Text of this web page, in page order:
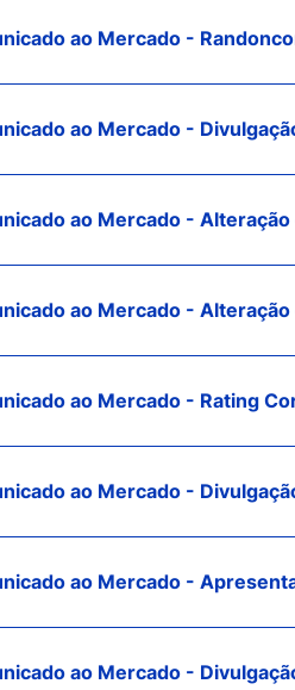
ao Mercado -
ao Mercado -
ao Mercado -
ao Mercado -
ao Mercado - Rating
ao Mercado -
ao Mercado -
ao Mercado -